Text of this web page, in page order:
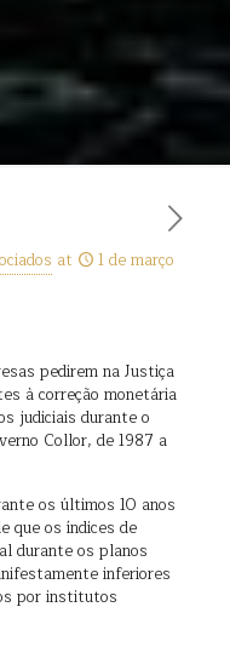
at
1 de março
pedirem na Justiça
à correção monetária
judiciais durante o
Collor, de 1987 a
os últimos 10 anos
que os índices de
durante os planos
inferiores
por institutos